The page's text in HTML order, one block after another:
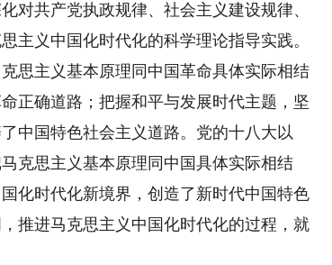
对共产党执政规律、社会主义建设规律、
主义中国化时代化的科学理论指导实践。
思主义基本原理同中国革命具体实际相结
正确道路；把握和平与发展时代主题，坚
中国特色社会主义道路。党的十八大以
克思主义基本原理同中国具体实际相结
化时代化新境界，创造了新时代中国特色
推进马克思主义中国化时代化的过程，就